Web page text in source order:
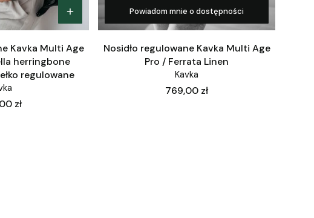
Kavka Multi Age
herringbone
regulowane
zł
Powiadom mnie o dostępności
Nosidło regulowane Kavka Multi Age
Pro / Ferrata Linen
Kavka
Cena
769,00 zł